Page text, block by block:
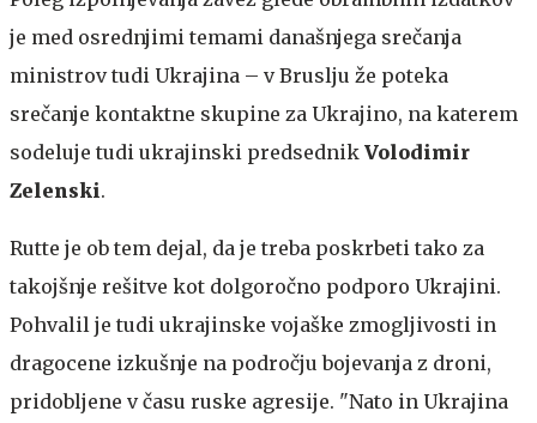
je med osrednjimi temami današnjega srečanja
ministrov tudi Ukrajina – v Bruslju že poteka
srečanje kontaktne skupine za Ukrajino, na katerem
sodeluje tudi ukrajinski predsednik Volodimir
Zelenski.
Rutte je ob tem dejal, da je treba poskrbeti tako za
takojšnje rešitve kot dolgoročno podporo Ukrajini.
Pohvalil je tudi ukrajinske vojaške zmogljivosti in
dragocene izkušnje na področju bojevanja z droni,
pridobljene v času ruske agresije. "Nato in Ukrajina